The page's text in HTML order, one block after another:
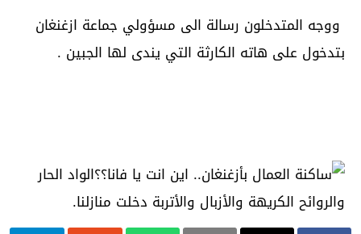
ووجه المتدخلون رسالة الى مسؤولي جماعة ازغنغان
بتدخول على هاته الكارثة التي يندى لها الجبين .